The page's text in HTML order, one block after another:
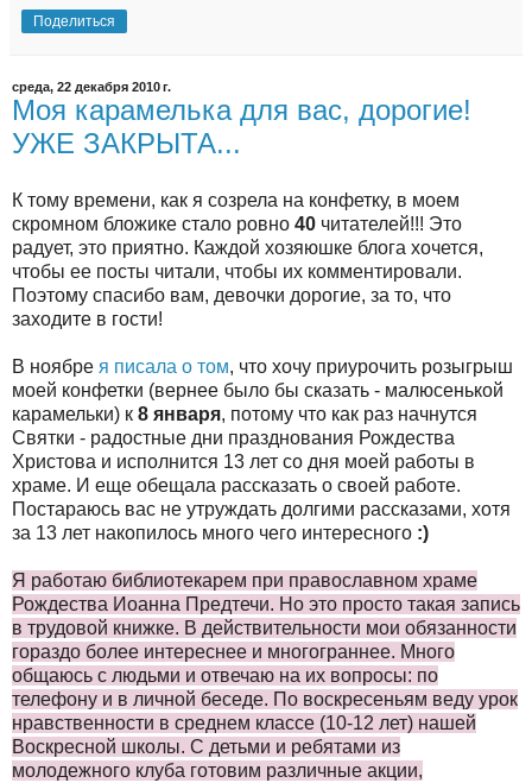
Поделиться
среда, 22 декабря 2010 г.
Моя карамелька для вас, дорогие!
УЖЕ ЗАКРЫТА...
К тому времени, как я созрела на конфетку, в моем
скромном бложике стало ровно 40 читателей!!! Это
радует, это приятно. Каждой хозяюшке блога хочется,
чтобы ее посты читали, чтобы их комментировали.
Поэтому спасибо вам, девочки дорогие, за то, что
заходите в гости!
В ноябре я писала о том, что хочу приурочить розыгрыш
моей конфетки (вернее было бы сказать - малюсенькой
карамельки) к 8 января, потому что как раз начнутся
Святки - радостные дни празднования Рождества
Христова и исполнится 13 лет со дня моей работы в
храме. И еще обещала рассказать о своей работе.
Постараюсь вас не утруждать долгими рассказами, хотя
за 13 лет накопилось много чего интересного :)
Я работаю библиотекарем при православном храме
Рождества Иоанна Предтечи. Но это просто такая запись
в трудовой книжке. В действительности мои обязанности
гораздо более интереснее и многограннее. Много
общаюсь с людьми и отвечаю на их вопросы: по
телефону и в личной беседе. По воскресеньям веду урок
нравственности в среднем классе (10-12 лет) нашей
Воскресной школы. С детьми и ребятами из
молодежного клуба готовим различные акции,